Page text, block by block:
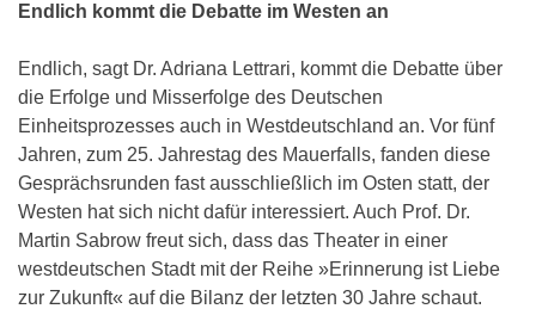
Endlich kommt die Debatte im Westen an
Endlich, sagt Dr. Adriana Lettrari, kommt die Debatte über
die Erfolge und Misserfolge des Deutschen
Einheitsprozesses auch in Westdeutschland an. Vor fünf
Jahren, zum 25. Jahrestag des Mauerfalls, fanden diese
Gesprächsrunden fast ausschließlich im Osten statt, der
Westen hat sich nicht dafür interessiert. Auch Prof. Dr.
Martin Sabrow freut sich, dass das Theater in einer
westdeutschen Stadt mit der Reihe »Erinnerung ist Liebe
zur Zukunft« auf die Bilanz der letzten 30 Jahre schaut.